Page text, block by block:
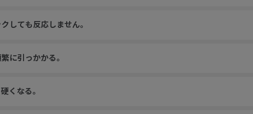
しても反応しません。
に引っかかる。
くなる。